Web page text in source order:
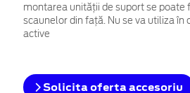
montarea unității de suport se poate
scaunelor din față. Nu se va utiliza în
active
Solicita oferta accesoriu